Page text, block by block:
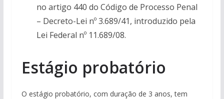
no artigo 440 do Código de Processo Penal
– Decreto-Lei nº 3.689/41, introduzido pela
Lei Federal nº 11.689/08.
Estágio probatório
O estágio probatório, com duração de 3 anos, tem